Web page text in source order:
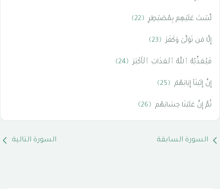
لَّسْتَ عَلَيْهِم بِمُصَيْطِرٍ ﴿22﴾
إِلَّا مَن تَوَلَّىٰ وَكَفَرَ ﴿23﴾
فَيُعَذِّبُهُ ٱللَّهُ ٱلْعَذَابَ ٱلْأَكْبَرَ ﴿24﴾
إِنَّ إِلَيْنَآ إِيَابَهُمْ ﴿25﴾
ثُمَّ إِنَّ عَلَيْنَا حِسَابَهُم ﴿26﴾
السورة السابقة السورة التالية